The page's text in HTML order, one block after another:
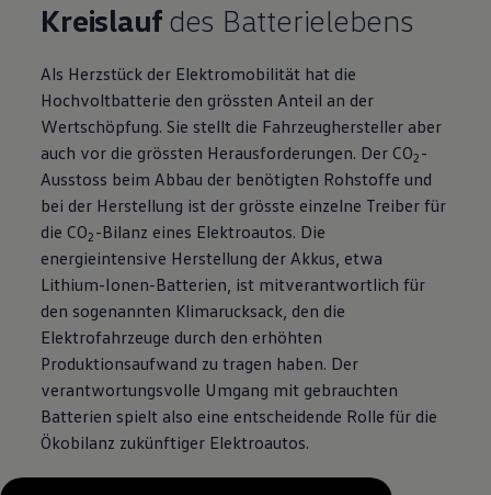
Kreislauf des Batterielebens
Als Herzstück der Elektromobilität hat die
Hochvoltbatterie den grössten Anteil an der
Wertschöpfung. Sie stellt die Fahrzeughersteller aber
auch vor die grössten Herausforderungen. Der CO2 -
Ausstoss beim Abbau der benötigten Rohstoffe und
bei der Herstellung ist der grösste einzelne Treiber für
die CO2 -Bilanz eines Elektroautos. Die
energieintensive Herstellung der Akkus, etwa
Lithium-Ionen-Batterien, ist mitverantwortlich für
den sogenannten Klimarucksack, den die
Elektrofahrzeuge durch den erhöhten
Produktionsaufwand zu tragen haben. Der
verantwortungsvolle Umgang mit gebrauchten
Batterien spielt also eine entscheidende Rolle für die
Ökobilanz zukünftiger Elektroautos.